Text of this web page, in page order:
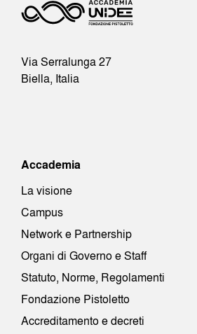
Via Serralunga 27
Biella, Italia
Accademia
La visione
Campus
Network e Partnership
Organi di Governo e Staff
Statuto, Norme, Regolamenti
Fondazione Pistoletto
Accreditamento e decreti